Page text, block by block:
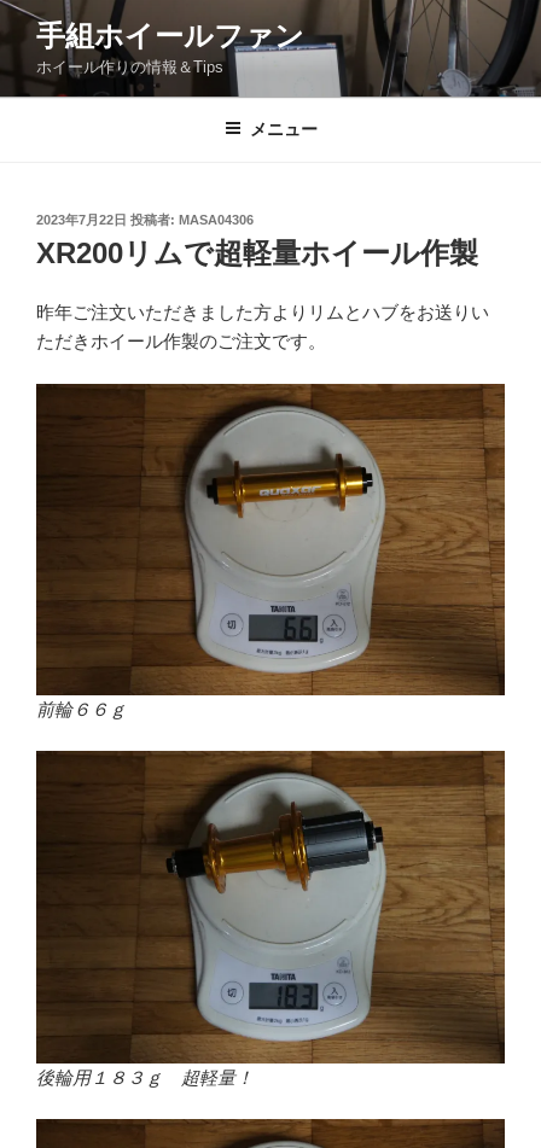
コ
テ
ン
手組ホイールファン
ホイール作りの情報＆Tips
メニュー
投
稿
日:
2023年7月22日 投稿者: MASA04306
XR200リムで超軽量ホイール作製
昨年ご注文いただきました方よりリムとハブをお送りい
ただきホイール作製のご注文です。
前輪６６ｇ
後輪用１８３ｇ 超軽量！